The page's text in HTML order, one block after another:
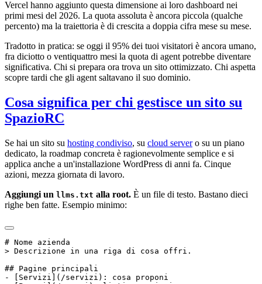
Vercel hanno aggiunto questa dimensione ai loro dashboard nei
primi mesi del 2026. La quota assoluta è ancora piccola (qualche
percento) ma la traiettoria è di crescita a doppia cifra mese su mese.
Tradotto in pratica: se oggi il 95% dei tuoi visitatori è ancora umano,
fra diciotto o ventiquattro mesi la quota di agent potrebbe diventare
significativa. Chi si prepara ora trova un sito ottimizzato. Chi aspetta
scopre tardi che gli agent saltavano il suo dominio.
Cosa significa per chi gestisce un sito su
SpazioRC
Se hai un sito su hosting condiviso, su cloud servero su un piano
dedicato, la roadmap concreta è ragionevolmente semplice e si
applica anche a un'installazione WordPress di anni fa. Cinque
azioni, mezza giornata di lavoro.
Aggiungi un llms.txt alla root. È un file di testo. Bastano dieci
righe ben fatte. Esempio minimo: